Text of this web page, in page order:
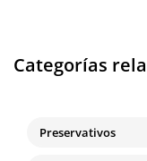
Categorías
Preservativos